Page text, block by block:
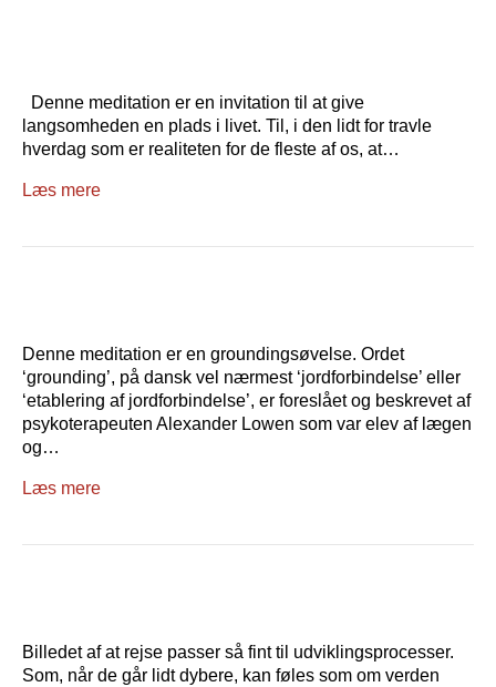
Denne meditation er en invitation til at give
langsomheden en plads i livet. Til, i den lidt for travle
hverdag som er realiteten for de fleste af os, at…
Læs mere
Denne meditation er en groundingsøvelse. Ordet
‘grounding’, på dansk vel nærmest ‘jordforbindelse’ eller
‘etablering af jordforbindelse’, er foreslået og beskrevet af
psykoterapeuten Alexander Lowen som var elev af lægen
og…
Læs mere
Billedet af at rejse passer så fint til udviklingsprocesser.
Som, når de går lidt dybere, kan føles som om verden